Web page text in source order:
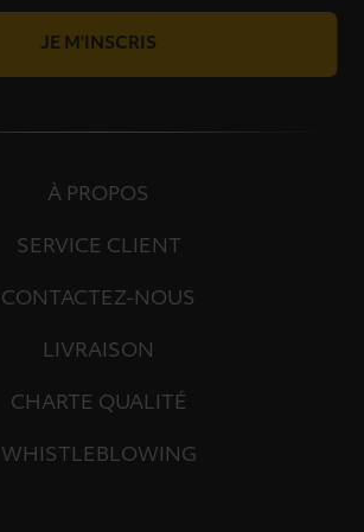
JE M'INSCRIS
À PROPOS
SERVICE CLIENT
CONTACTEZ-NOUS
LIVRAISON
CHARTE QUALITÉ
WHISTLEBLOWING